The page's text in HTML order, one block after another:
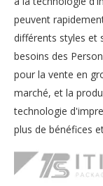
peuvent
différents styles et
besoins des
pour la vente en
marché, et la
technologie
plus de bénéfices